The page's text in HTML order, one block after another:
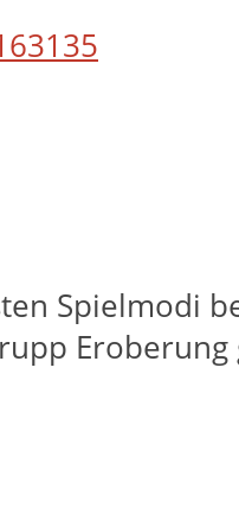
Spielmodi
Eroberung